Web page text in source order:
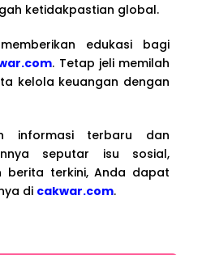
ketidakpastian global.
edukasi bagi
. Tetap jeli memilah
kelola keuangan dengan
informasi terbaru dan
seputar isu sosial,
berita terkini, Anda dapat
di cakwar.com.